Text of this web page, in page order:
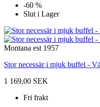
-60 %
Slut i Lager
Montana est 1957
Stor necessär i mjuk buffel -
1 169,00 SEK
Fri frakt